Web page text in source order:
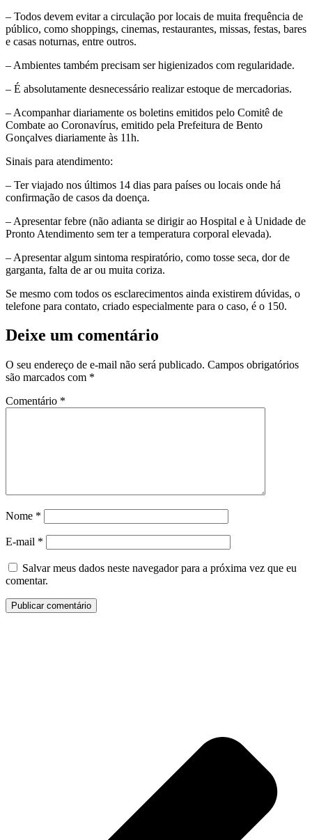
– Todos devem evitar a circulação por locais de muita frequência de
público, como shoppings, cinemas, restaurantes, missas, festas, bares
e casas noturnas, entre outros.
– Ambientes também precisam ser higienizados com regularidade.
– É absolutamente desnecessário realizar estoque de mercadorias.
– Acompanhar diariamente os boletins emitidos pelo Comitê de
Combate ao Coronavírus, emitido pela Prefeitura de Bento
Gonçalves diariamente às 11h.
Sinais para atendimento:
– Ter viajado nos últimos 14 dias para países ou locais onde há
confirmação de casos da doença.
– Apresentar febre (não adianta se dirigir ao Hospital e à Unidade de
Pronto Atendimento sem ter a temperatura corporal elevada).
– Apresentar algum sintoma respiratório, como tosse seca, dor de
garganta, falta de ar ou muita coriza.
Se mesmo com todos os esclarecimentos ainda existirem dúvidas, o
telefone para contato, criado especialmente para o caso, é o 150.
Deixe um comentário
O seu endereço de e-mail não será publicado. Campos obrigatórios
são marcados com *
Comentário *
Nome *
E-mail *
Salvar meus dados neste navegador para a próxima vez que eu
comentar.